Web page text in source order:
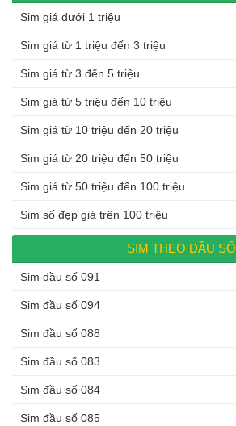
Sim giá dưới 1 triệu
Sim giá từ 1 triệu đến 3 triệu
Sim giá từ 3 đến 5 triệu
Sim giá từ 5 triệu đến 10 triệu
Sim giá từ 10 triệu đến 20 triệu
Sim giá từ 20 triệu đến 50 triệu
Sim giá từ 50 triệu đến 100 triệu
Sim số đẹp giá trên 100 triệu
SIM THEO ĐẦU SỐ
Sim đầu số 091
Sim đầu số 094
Sim đầu số 088
Sim đầu số 083
Sim đầu số 084
Sim đầu số 085